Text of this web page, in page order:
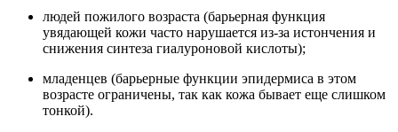
людей пожилого возраста (барьерная функция
увядающей кожи часто нарушается из-за истончения и
снижения синтеза гиалуроновой кислоты);
младенцев (барьерные функции эпидермиса в этом
возрасте ограничены, так как кожа бывает еще слишком
тонкой).